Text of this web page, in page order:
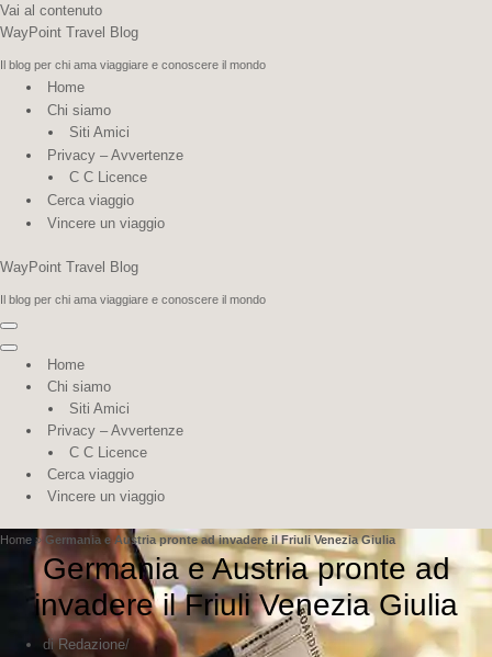
Vai al contenuto
WayPoint Travel Blog
Il blog per chi ama viaggiare e conoscere il mondo
Home
Chi siamo
Siti Amici
Privacy – Avvertenze
C C Licence
Cerca viaggio
Vincere un viaggio
WayPoint Travel Blog
Il blog per chi ama viaggiare e conoscere il mondo
Menu
di
navigazione
Menu
navigazione
Home
Chi siamo
Siti Amici
Privacy – Avvertenze
C C Licence
Cerca viaggio
Vincere un viaggio
Home » Germania e Austria pronte ad invadere il Friuli Venezia Giulia
Germania e Austria pronte ad
invadere il Friuli Venezia Giulia
diRedazione